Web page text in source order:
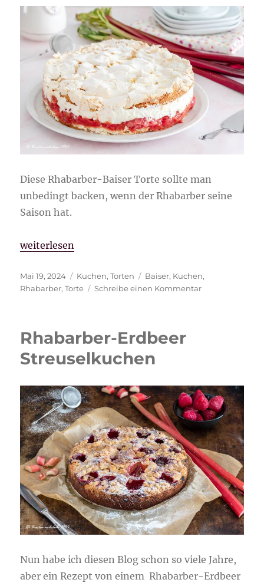
Diese Rhabarber-Baiser Torte sollte man
unbedingt backen, wenn der Rhabarber seine
Saison hat.
„Rhabarber-Baiser Torte“
weiterlesen
Veröffentlicht
am
Mai 19, 2024 Kategorien
Kuchen,Torten Schlagwörter
Baiser, Kuchen,
Rhabarber,Torte Schreibe einen Kommentarzu
Rhabarber-Erdbeer
Streuselkuchen
Nun habe ich diesen Blog schon so viele Jahre,
aber ein Rezept von einem Rhabarber-Erdbeer